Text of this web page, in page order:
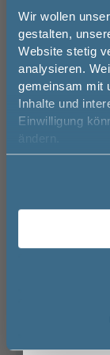
Wir wollen
gestalten,
Website stetig
analysieren.
gemeinsam mit
Inhalte und
Einwilligung
ändern.
badshop.de
Melde
Vorname
Email